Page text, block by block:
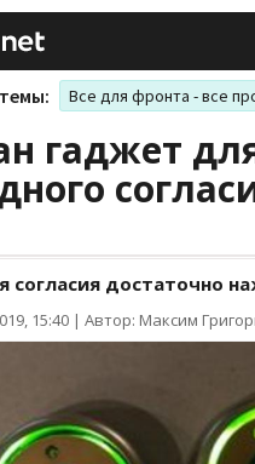
Все для фронта - все
гаджет
согласия достаточно
15:40 | Автор: Максим